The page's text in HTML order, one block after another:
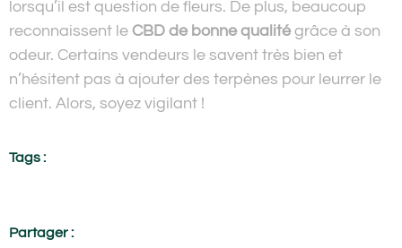
lorsqu’il est question de fleurs. De plus, beaucoup
reconnaissent le CBD de bonne qualitégrâce à son
odeur. Certains vendeurs le savent très bien et
n’hésitent pas à ajouter des terpènes pour leurrer le
client. Alors, soyez vigilant !
Tags :
Partager :